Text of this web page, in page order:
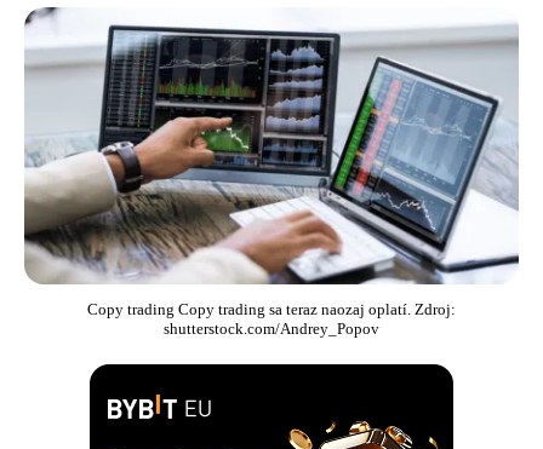
Copy trading Copy trading sa teraz naozaj oplatí. Zdroj:
shutterstock.com/Andrey_Popov